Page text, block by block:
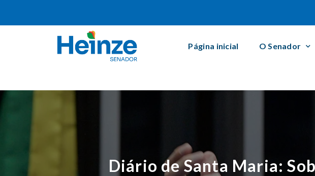
Página inicial O Senador
Diário de Santa Maria: